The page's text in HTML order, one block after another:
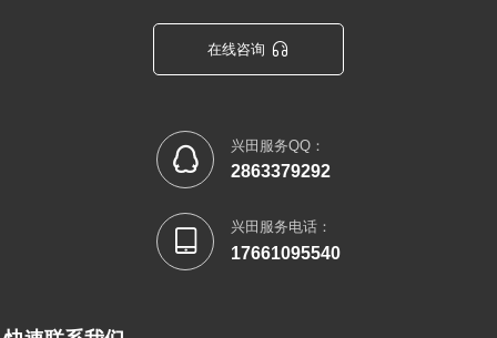
在线咨询 
 兴田服务QQ：
2863379292
 兴田服务电话：
17661095540